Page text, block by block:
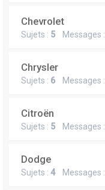
Chevrolet
Sujets : 5 Messages :
Chrysler
Sujets : 6 Messages :
Citroën
Sujets : 5 Messages :
Dodge
Sujets : 4Messages :